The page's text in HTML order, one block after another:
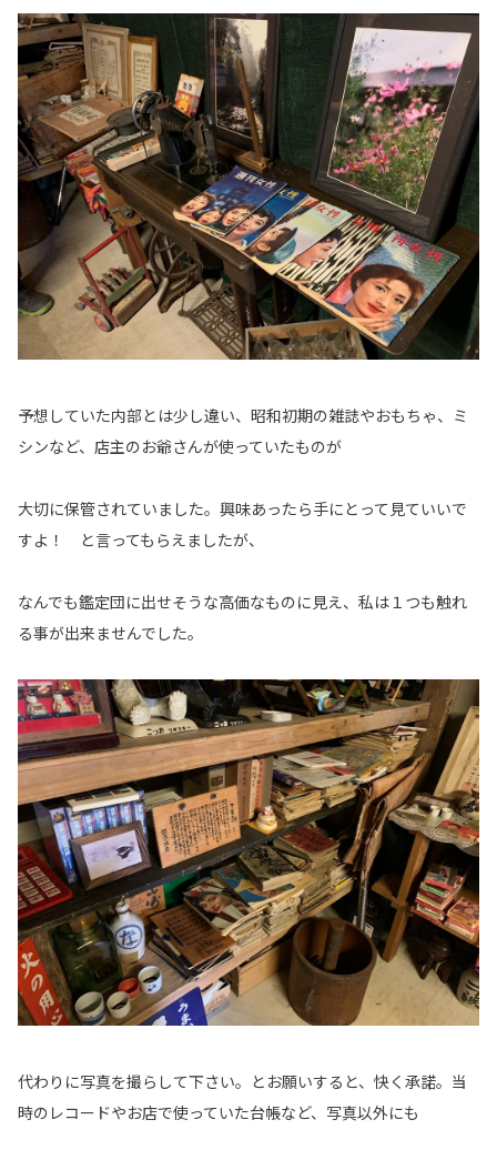
予想していた内部とは少し違い、昭和初期の雑誌やおもちゃ、ミ
シンなど、店主のお爺さんが使っていたものが
大切に保管されていました。興味あったら手にとって見ていいで
すよ！ と言ってもらえましたが、
なんでも鑑定団に出せそうな高価なものに見え、私は１つも触れ
る事が出来ませんでした。
代わりに写真を撮らして下さい。とお願いすると、快く承諾。当
時のレコードやお店で使っていた台帳など、写真以外にも